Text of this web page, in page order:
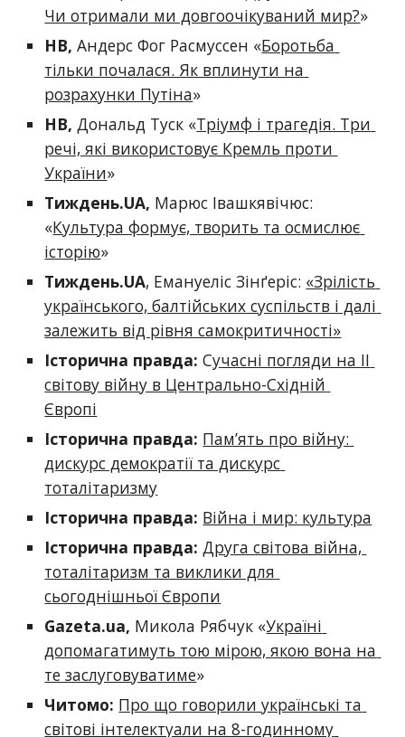
Чи отримали ми довгоочікуваний мир?»
НВ, Андерс Фог Расмуссен «Боротьба
тільки почалася. Як вплинути на
розрахунки Путіна»
НВ, Дональд Туск «Тріумф і трагедія. Три
речі, які використовує Кремль проти
України»
Тиждень.UA, Марюс Івашкявічюс:
«Культура формує, творить та осмислює
історію»
Тиждень.UA, Емануеліс Зінґеріс: «Зрілість
українського, балтійських суспільств і далі
залежить від рівня самокритичності»
Історична правда: Сучасні погляди на ІІ
світову війну в Центрально-Східній
Європі
Історична правда: Пам’ять про війну:
дискурс демократії та дискурс
тоталітаризму
Історична правда: Війна і мир: культура
Історична правда: Друга світова війна,
тоталітаризм та виклики для
сьогоднішньої Європи
Gazeta.ua, Микола Рябчук «Україні
допомагатимуть тою мірою, якою вона на
те заслуговуватиме»
Читомо: Про що говорили українські та
світові інтелектуали на 8-годинному